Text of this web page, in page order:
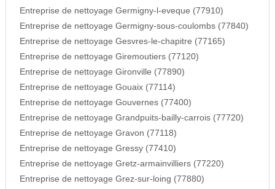
Entreprise de nettoyage Germigny-l-eveque (77910)
Entreprise de nettoyage Germigny-sous-coulombs (77840)
Entreprise de nettoyage Gesvres-le-chapitre (77165)
Entreprise de nettoyage Giremoutiers (77120)
Entreprise de nettoyage Gironville (77890)
Entreprise de nettoyage Gouaix (77114)
Entreprise de nettoyage Gouvernes (77400)
Entreprise de nettoyage Grandpuits-bailly-carrois (77720)
Entreprise de nettoyage Gravon (77118)
Entreprise de nettoyage Gressy (77410)
Entreprise de nettoyage Gretz-armainvilliers (77220)
Entreprise de nettoyage Grez-sur-loing (77880)